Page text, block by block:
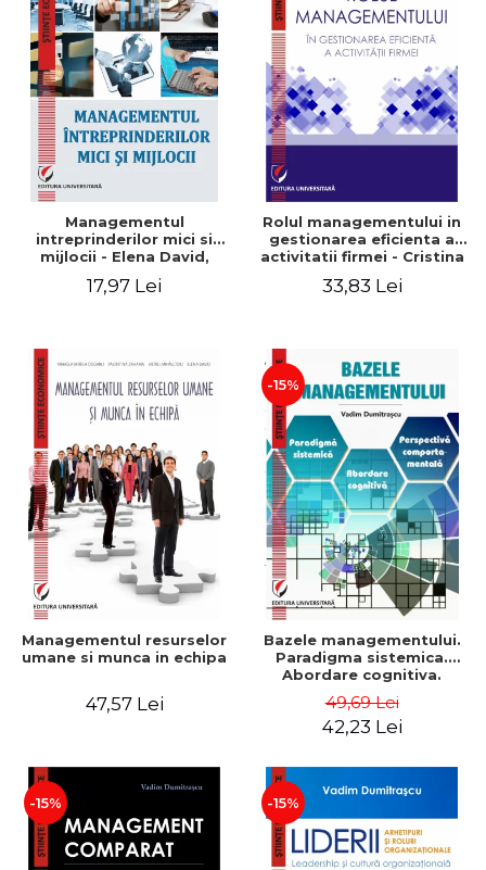
Managementul
intreprinderilor mici si
mijlocii - Elena David,
Roxana Carmen Ionescu,
17,97 Lei
Rolul managementului in
gestionarea eficienta a
activitatii firmei - Cristina
Gabriel Nastase, Mihaela-
33,83 Lei
Managementul resurselor
umane si munca in echipa
47,57 Lei
-15%
Bazele managementului.
Paradigma sistemica.
Abordare cognitiva.
comportamentala - Vadim
Dumitrascu
49,69 Lei
42,23 Lei
-15% -15%